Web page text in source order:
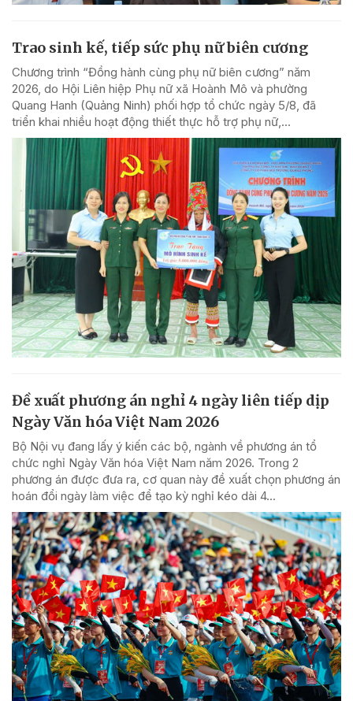
Trao sinh kế, tiếp sức phụ nữ biên cương
Chương trình “Đồng hành cùng phụ nữ biên cương” năm
2026, do Hội Liên hiệp Phụ nữ xã Hoành Mô và phường
Quang Hanh (Quảng Ninh) phối hợp tổ chức ngày 5/8, đã
triển khai nhiều hoạt động thiết thực hỗ trợ phụ nữ,...
Đề xuất phương án nghỉ 4 ngày liên tiếp dịp
Ngày Văn hóa Việt Nam 2026
Bộ Nội vụ đang lấy ý kiến các bộ, ngành về phương án tổ
chức nghỉ Ngày Văn hóa Việt Nam năm 2026. Trong 2
phương án được đưa ra, cơ quan này đề xuất chọn phương án
hoán đổi ngày làm việc để tạo kỳ nghỉ kéo dài 4...